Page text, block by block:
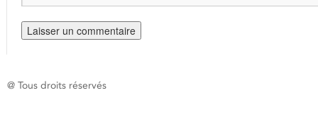
@ Tous droits réservés